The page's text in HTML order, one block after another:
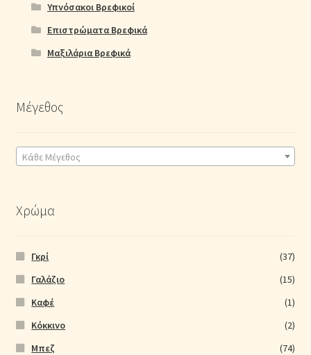
Υπνόσακοι Βρεφικοί
Επιστρώματα Βρεφικά
Μαξιλάρια Βρεφικά
Μέγεθος
Κάθε Μέγεθος
Χρώμα
Γκρί
(37)
Γαλάζιο
(15)
Καφέ
(1)
Kόκκινο
(2)
Μπεζ
(74)